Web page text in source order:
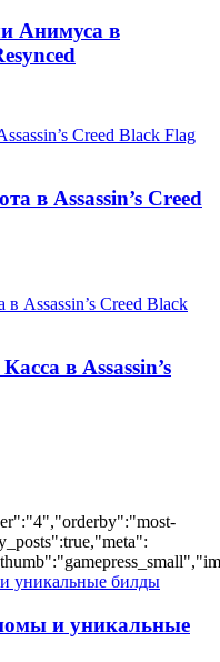
Анимуса в
в Assassin’s Creed
в Assassin’s
и уникальные